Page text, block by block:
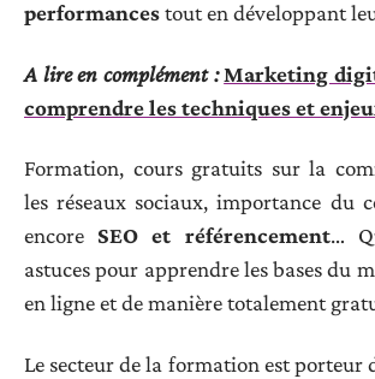
performancestout en développant
A lire en complément : Marketing
comprendre les techniques et
Formation, cours gratuits sur la
les réseaux sociaux, importance du
encore SEO et référencement…
astuces pour apprendre les bases du
en ligne et de manière totalement
Le secteur de la formation est porteur